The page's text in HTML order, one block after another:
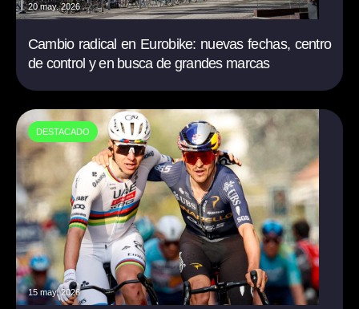
20 may. 2026
Cambio radical en Eurobike: nuevas fechas, centro
de control y en busca de grandes marcas
DESTACADO
15 may. 2026